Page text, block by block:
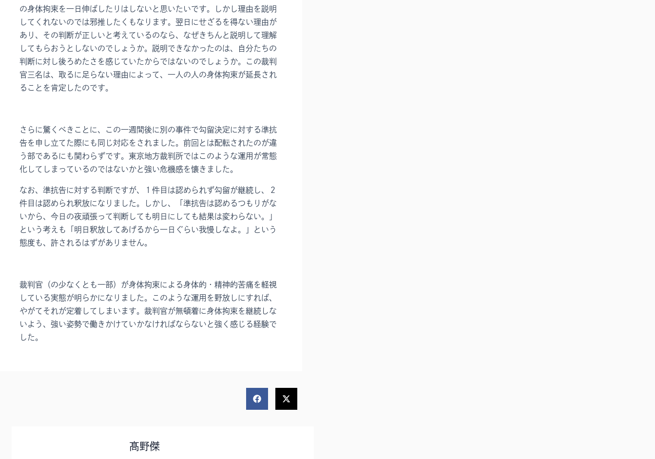
の身体拘束を一日伸ばしたりはしないと思いたいです。しかし理由を説明
してくれないのでは邪推したくもなります。翌日にせざるを得ない理由が
あり、その判断が正しいと考えているのなら、なぜきちんと説明して理解
してもらおうとしないのでしょうか。説明できなかったのは、自分たちの
判断に対し後ろめたさを感じていたからではないのでしょうか。この裁判
官三名は、取るに足らない理由によって、一人の人の身体拘束が延長され
ることを肯定したのです。
さらに驚くべきことに、この一週間後に別の事件で勾留決定に対する準抗
告を申し立てた際にも同じ対応をされました。前回とは配転されたのが違
う部であるにも関わらずです。東京地方裁判所ではこのような運用が常態
化してしまっているのではないかと強い危機感を懐きました。
なお、準抗告に対する判断ですが、１件目は認められず勾留が継続し、２
件目は認められ釈放になりました。しかし、「準抗告は認めるつもりがな
いから、今日の夜頑張って判断しても明日にしても結果は変わらない。」
という考えも「明日釈放してあげるから一日ぐらい我慢しなよ。」という
態度も、許されるはずがありません。
裁判官（の少なくとも一部）が身体拘束による身体的・精神的苦痛を軽視
している実態が明らかになりました。このような運用を野放しにすれば、
やがてそれが定着してしまいます。裁判官が無頓着に身体拘束を継続しな
いよう、強い姿勢で働きかけていかなければならないと強く感じる経験で
した。
髙野傑